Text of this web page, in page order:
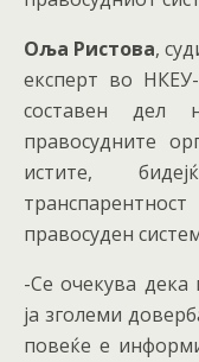
Оља Ристова,
експерт во
составен дел
правосудните
истите,
правосуден
-Се очекува дека
ја зголеми
повеќе е